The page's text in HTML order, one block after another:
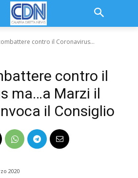
contro il Coronavirus...
contro il
ma…a Marzi il
il Consiglio
2020